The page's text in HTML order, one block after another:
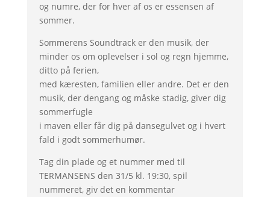
og numre, der for hver af os er essensen af
sommer.
Sommerens Soundtrack er den musik, der
minder os om oplevelser i sol og regn hjemme,
ditto på ferien,
med kæresten, familien eller andre. Det er den
musik, der dengang og måske stadig, giver dig
sommerfugle
i maven eller får dig på dansegulvet og i hvert
fald i godt sommerhumør.
Tag din plade og et nummer med til
TERMANSENS den 31/5 kl. 19:30, spil
nummeret, giv det en kommentar